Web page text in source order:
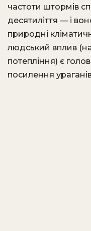
частоти штормів
десятиліття — і
природні
людський вплив
потепління) є
посилення